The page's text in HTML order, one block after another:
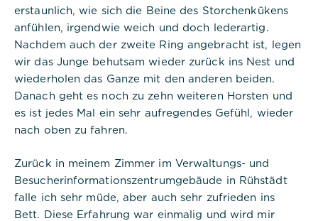
erstaunlich, wie sich die Beine des Storchenkükens
anfühlen, irgendwie weich und doch lederartig.
Nachdem auch der zweite Ring angebracht ist, legen
wir das Junge behutsam wieder zurück ins Nest und
wiederholen das Ganze mit den anderen beiden.
Danach geht es noch zu zehn weiteren Horsten und
es ist jedes Mal ein sehr aufregendes Gefühl, wieder
nach oben zu fahren.
Zurück in meinem Zimmer im Verwaltungs- und
Besucherinformationszentrumgebäude in Rühstädt
falle ich sehr müde, aber auch sehr zufrieden ins
Bett. Diese Erfahrung war einmalig und wird mir